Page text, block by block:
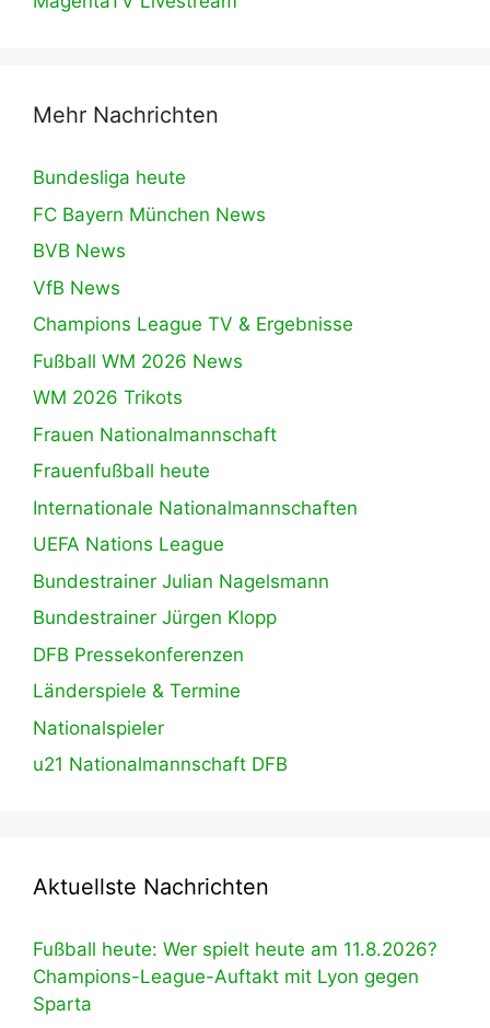
Mehr Nachrichten
Bundesliga heute
FC Bayern München News
BVB News
VfB News
Champions League TV & Ergebnisse
Fußball WM 2026 News
WM 2026 Trikots
Frauen Nationalmannschaft
Frauenfußball heute
Internationale Nationalmannschaften
UEFA Nations League
Bundestrainer Julian Nagelsmann
Bundestrainer Jürgen Klopp
DFB Pressekonferenzen
Länderspiele & Termine
Nationalspieler
u21 Nationalmannschaft DFB
Aktuellste Nachrichten
Fußball heute: Wer spielt heute am 11.8.2026?
Champions-League-Auftakt mit Lyon gegen
Sparta